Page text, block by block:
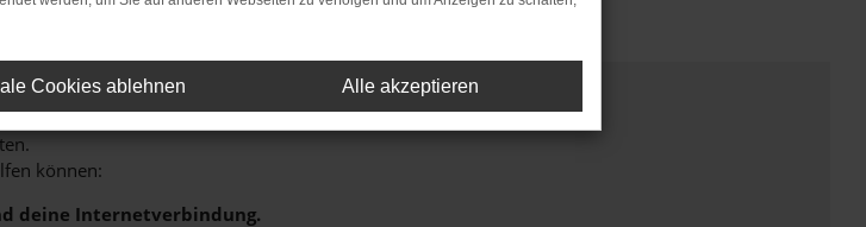
können:
deine Internetverbindung.
Cookies ablehnen Alle akzeptieren